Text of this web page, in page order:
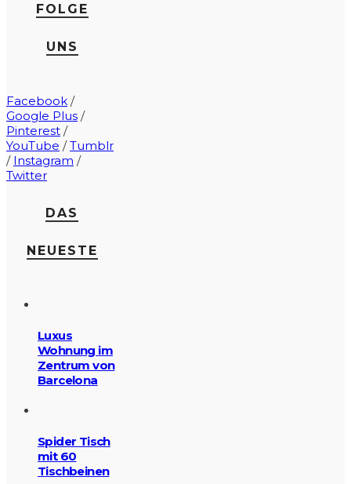
FOLGE
UNS
Facebook /
Google Plus /
Pinterest /
YouTube /Tumblr
/ Instagram /
Twitter
DAS
NEUESTE
Luxus
Wohnung im
Zentrum von
Barcelona
Spider Tisch
mit 60
Tischbeinen